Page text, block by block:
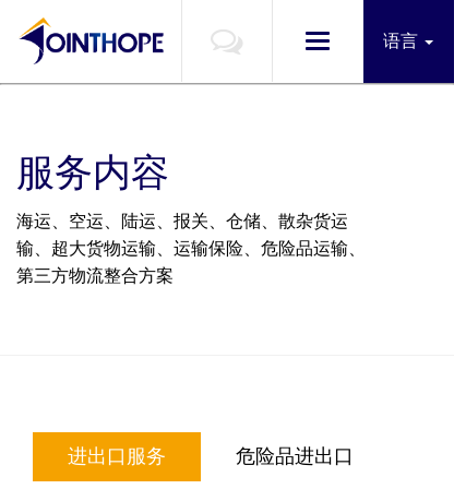
语言
切
服务内容
海运、空运、陆运、报关、仓储、散杂货运
输、超大货物运输、运输保险、危险品运输、
第三方物流整合方案
进出口服务 危险品进出口